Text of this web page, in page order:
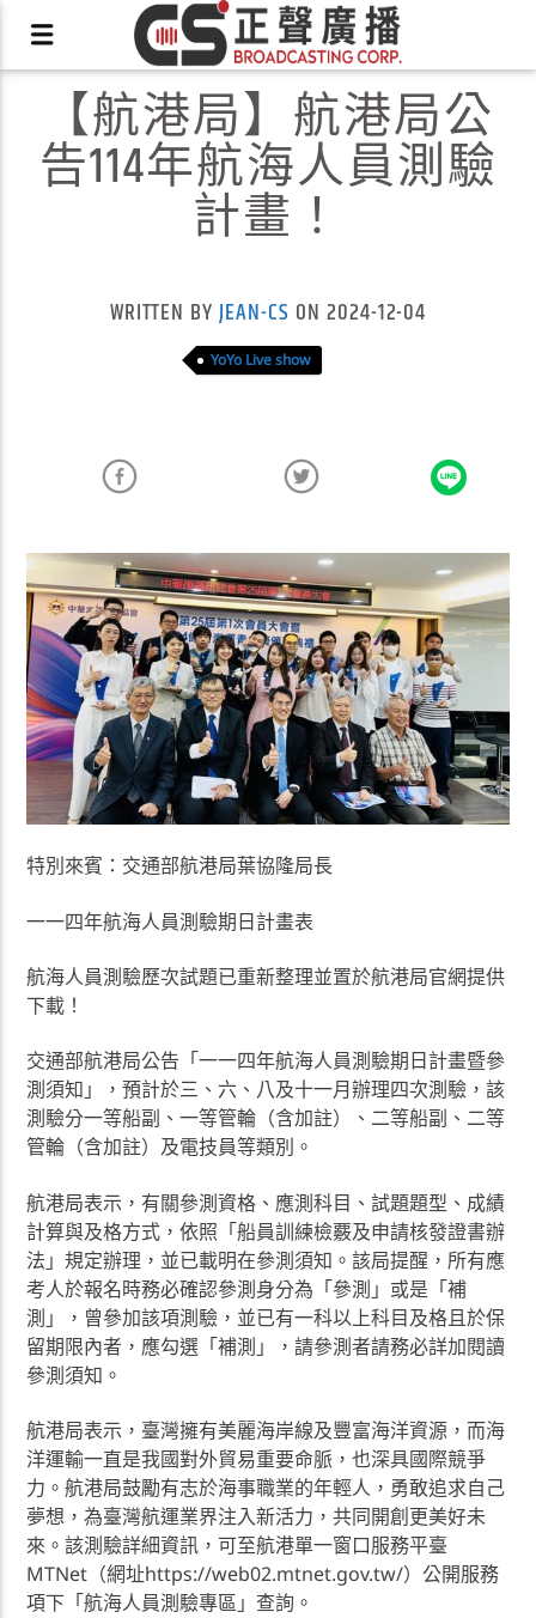
【航港局】航港局公
告114年航海人員測驗
計畫！
WRITTEN BYJEAN-CS ON 2024-12-04
YoYo Live show
特別來賓：交通部航港局葉協隆局長
一一四年航海人員測驗期日計畫表
航海人員測驗歷次試題已重新整理並置於航港局官網提供
下載！
交通部航港局公告「一一四年航海人員測驗期日計畫暨參
測須知」，預計於三、六、八及十一月辦理四次測驗，該
測驗分一等船副、一等管輪（含加註）、二等船副、二等
管輪（含加註）及電技員等類別。
航港局表示，有關參測資格、應測科目、試題題型、成績
計算與及格方式，依照「船員訓練檢覈及申請核發證書辦
法」規定辦理，並已載明在參測須知。該局提醒，所有應
考人於報名時務必確認參測身分為「參測」或是「補
測」，曾參加該項測驗，並已有一科以上科目及格且於保
留期限內者，應勾選「補測」，請參測者請務必詳加閱讀
參測須知。
航港局表示，臺灣擁有美麗海岸線及豐富海洋資源，而海
洋運輸一直是我國對外貿易重要命脈，也深具國際競爭
力。航港局鼓勵有志於海事職業的年輕人，勇敢追求自己
夢想，為臺灣航運業界注入新活力，共同開創更美好未
來。該測驗詳細資訊，可至航港單一窗口服務平臺
MTNet（網址https://web02.mtnet.gov.tw/）公開服務
項下「航海人員測驗專區」查詢。